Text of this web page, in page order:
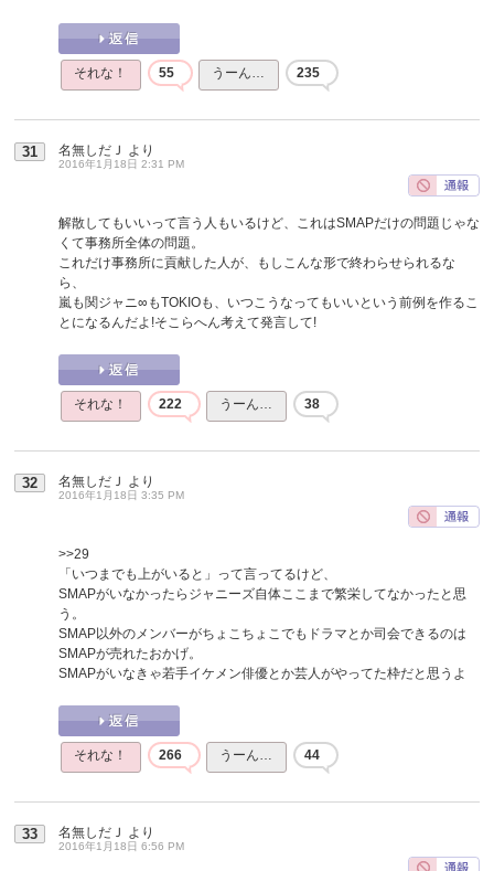
それな！ 55 うーん… 235
31 名無しだＪ より
2016年1月18日 2:31 PM
解散してもいいって言う人もいるけど、これはSMAPだけの問題じゃな
くて事務所全体の問題。
これだけ事務所に貢献した人が、もしこんな形で終わらせられるな
ら、
嵐も関ジャニ∞もTOKIOも、いつこうなってもいいという前例を作るこ
とになるんだよ!そこらへん考えて発言して!
それな！ 222 うーん… 38
32 名無しだＪ より
2016年1月18日 3:35 PM
>>29
「いつまでも上がいると」って言ってるけど、
SMAPがいなかったらジャニーズ自体ここまで繁栄してなかったと思
う。
SMAP以外のメンバーがちょこちょこでもドラマとか司会できるのは
SMAPが売れたおかげ。
SMAPがいなきゃ若手イケメン俳優とか芸人がやってた枠だと思うよ
それな！ 266 うーん… 44
33 名無しだＪ より
2016年1月18日 6:56 PM